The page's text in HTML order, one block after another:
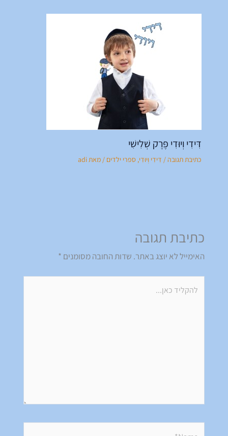
דִּידִי וְיוּדִי פֶּרֶק שְׁלִישִׁי
כתיבת תגובה/ דִּידִי וְיוּדִי, ספרי ילדים / מאתadi
כתיבת תגובה
האימייל לא יוצג באתר. שדות החובה מסומנים *